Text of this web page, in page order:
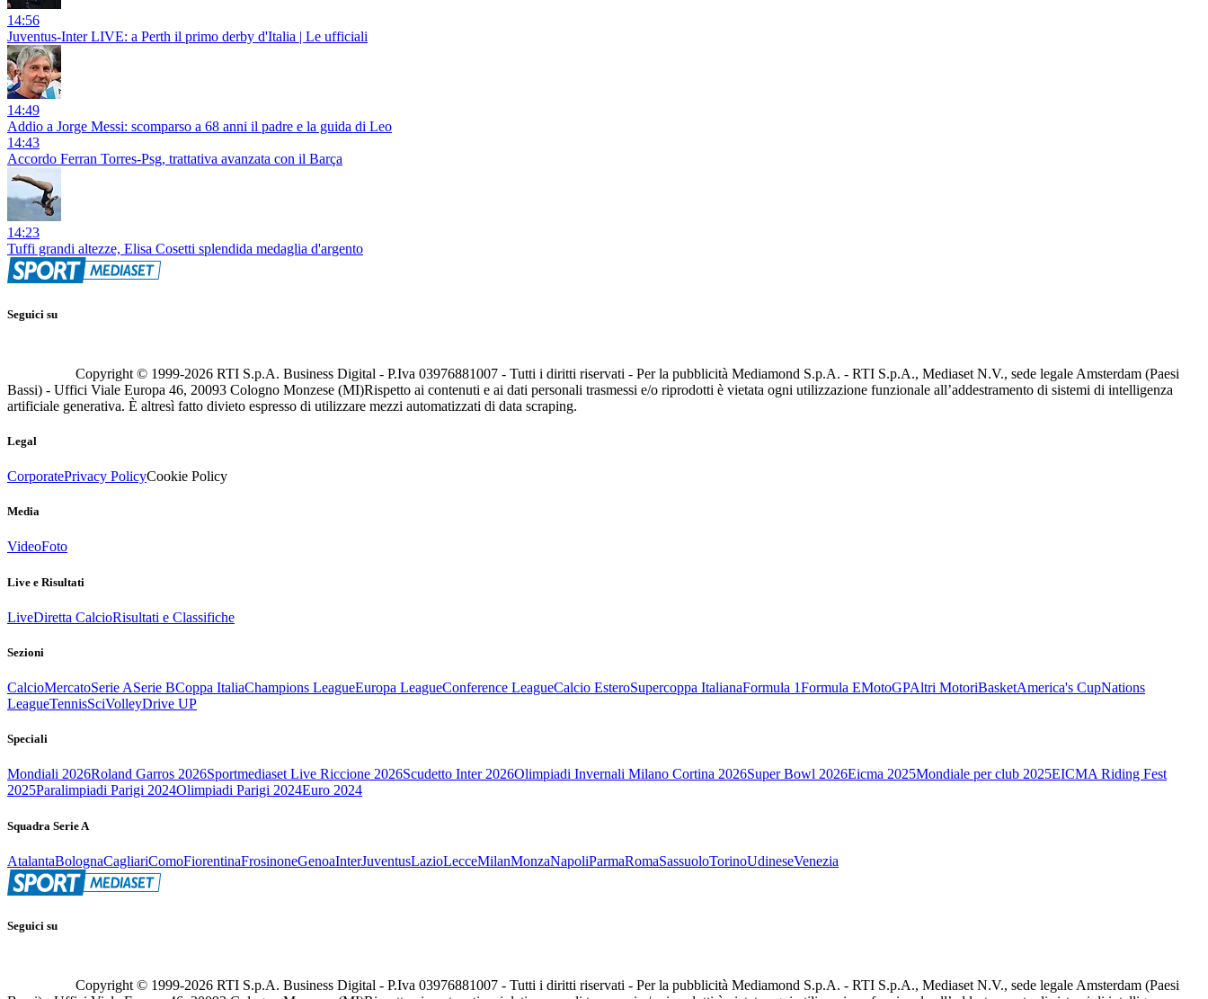
14:56
Juventus-Inter LIVE: a Perth il primo derby d'Italia | Le ufficiali
14:49
Addio a Jorge Messi: scomparso a 68 anni il padre e la guida di Leo
14:43
Accordo Ferran Torres-Psg, trattativa avanzata con il Barça
14:23
Tuffi grandi altezze, Elisa Cosetti splendida medaglia d'argento
Seguici su
Copyright © 1999-2026 RTI S.p.A. Business Digital - P.Iva 03976881007 - Tutti i diritti riservati - Per la pubblicità Mediamond S.p.A. - RTI S.p.A., Mediaset N.V., sede legale Amsterdam (Paesi
Bassi) - Uffici Viale Europa 46, 20093 Cologno Monzese (MI)Rispetto ai contenuti e ai dati personali trasmessi e/o riprodotti è vietata ogni utilizzazione funzionale all’addestramento di sistemi di intelligenza
artificiale generativa. È altresì fatto divieto espresso di utilizzare mezzi automatizzati di data scraping.
Legal
CorporatePrivacy PolicyCookie Policy
Media
VideoFoto
Live e Risultati
LiveDiretta CalcioRisultati e Classifiche
Sezioni
CalcioMercatoSerie ASerie BCoppa ItaliaChampions LeagueEuropa LeagueConference LeagueCalcio EsteroSupercoppa ItalianaFormula 1Formula EMotoGPAltri MotoriBasketAmerica's CupNations
LeagueTennisSciVolleyDrive UP
Speciali
Mondiali 2026Roland Garros 2026Sportmediaset Live Riccione 2026Scudetto Inter 2026Olimpiadi Invernali Milano Cortina 2026Super Bowl 2026Eicma 2025Mondiale per club 2025EICMA Riding Fest
2025Paralimpiadi Parigi 2024Olimpiadi Parigi 2024Euro 2024
Squadra Serie A
AtalantaBolognaCagliariComoFiorentinaFrosinoneGenoaInterJuventusLazioLecceMilanMonzaNapoliParmaRomaSassuoloTorinoUdineseVenezia
Seguici su
Copyright © 1999-2026 RTI S.p.A. Business Digital - P.Iva 03976881007 - Tutti i diritti riservati - Per la pubblicità Mediamond S.p.A. - RTI S.p.A., Mediaset N.V., sede legale Amsterdam (Paesi